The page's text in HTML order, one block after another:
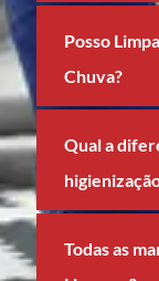
Posso
Chuva?
Qual a
Todas as